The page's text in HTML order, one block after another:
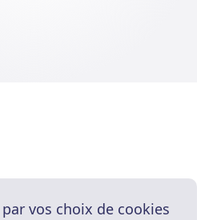
vos choix de cookies